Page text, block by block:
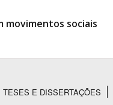
movimentos sociais
TESES E DISSERTAÇÕES